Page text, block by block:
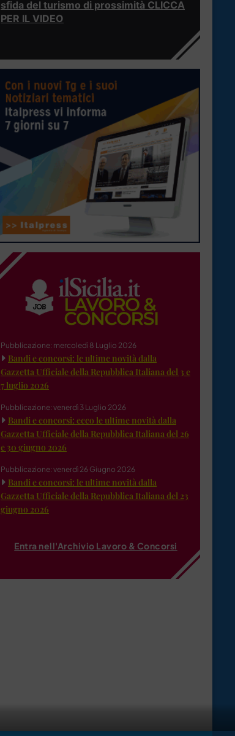
sfida del turismo di prossimità CLICCA
PER IL VIDEO
Pubblicazione: mercoledì 8 Luglio 2026
Bandi e concorsi: le ultime novità dalla
Gazzetta Ufficiale della Repubblica Italiana del 3 e
7 luglio 2026
Pubblicazione: venerdì 3 Luglio 2026
Bandi e concorsi: ecco le ultime novità dalla
Gazzetta Ufficiale della Repubblica Italiana del 26
e 30 giugno 2026
Pubblicazione: venerdì 26 Giugno 2026
Bandi e concorsi: le ultime novità dalla
Gazzetta Ufficiale della Repubblica Italiana del 23
giugno 2026
Entra nell'Archivio Lavoro & Concorsi